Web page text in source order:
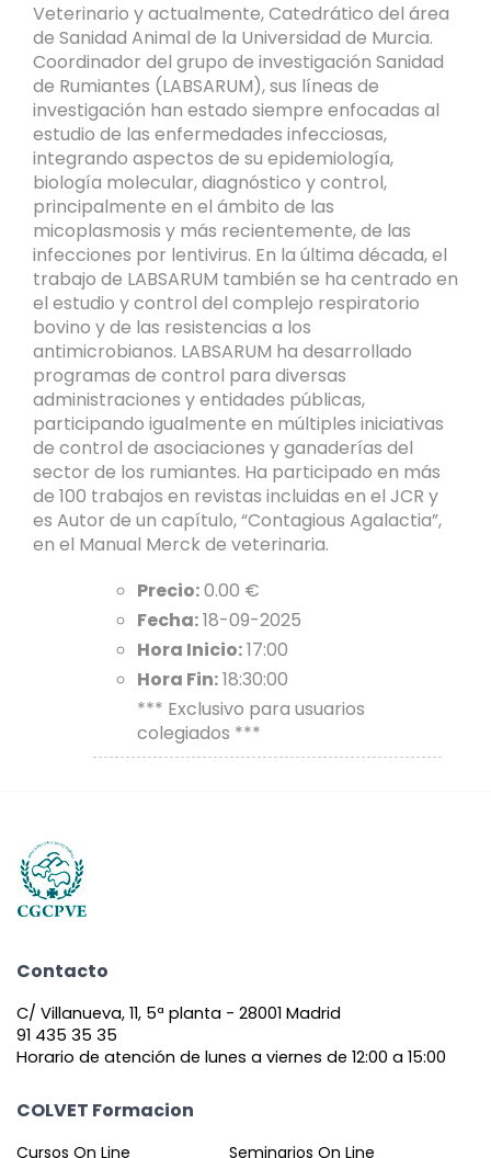
Veterinario y actualmente, Catedrático del área
de Sanidad Animal de la Universidad de Murcia.
Coordinador del grupo de investigación Sanidad
de Rumiantes (LABSARUM), sus líneas de
investigación han estado siempre enfocadas al
estudio de las enfermedades infecciosas,
integrando aspectos de su epidemiología,
biología molecular, diagnóstico y control,
principalmente en el ámbito de las
micoplasmosis y más recientemente, de las
infecciones por lentivirus. En la última década, el
trabajo de LABSARUM también se ha centrado en
el estudio y control del complejo respiratorio
bovino y de las resistencias a los
antimicrobianos. LABSARUM ha desarrollado
programas de control para diversas
administraciones y entidades públicas,
participando igualmente en múltiples iniciativas
de control de asociaciones y ganaderías del
sector de los rumiantes. Ha participado en más
de 100 trabajos en revistas incluidas en el JCR y
es Autor de un capítulo, “Contagious Agalactia”,
en el Manual Merck de veterinaria.
Precio:0.00 €
Fecha:18-09-2025
Hora Inicio:17:00
Hora Fin:18:30:00
*** Exclusivo para usuarios
colegiados ***
Contacto
C/ Villanueva, 11, 5ª planta - 28001 Madrid
91 435 35 35
Horario de atención de lunes a viernes de 12:00 a 15:00
COLVET Formacion
Cursos On Line Seminarios On Line